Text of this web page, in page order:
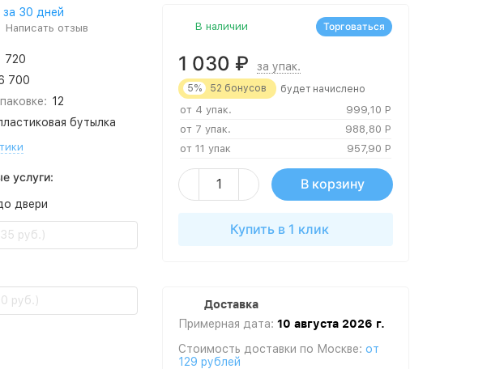
за 30 дней
Написать отзыв
720
700
12
бутылка
услуги:
двери
руб.)
руб.)
В наличии
1 030 ₽ за упак.
5% 52 бонусов будет начислено
от 4 упак. 999,10 Р
от 7 упак.
988,80 Р
от 11 упак
957,90 Р
В корзину
Купить в 1 клик
Торговаться
Доставка
Примерная дата: 10 августа 2026 г.
Стоимость доставки по Москве: от
129 рублей